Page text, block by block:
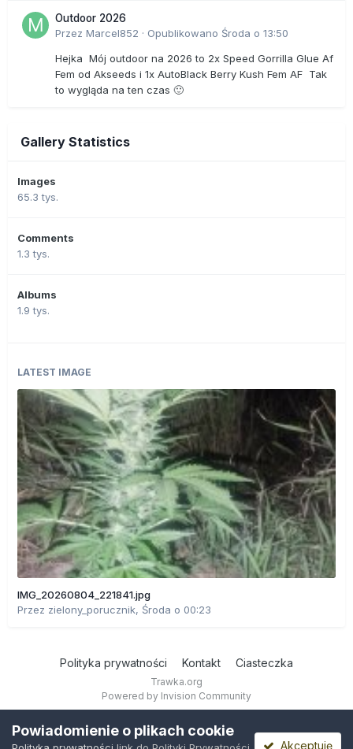
Outdoor 2026
Przez Marcel852 · Opublikowano Środa o 13:50
Hejka Mój outdoor na 2026 to 2x Speed Gorrilla Glue Af
Fem od Akseeds i 1x AutoBlack Berry Kush Fem AF Tak
to wygląda na ten czas 🙂
Gallery Statistics
Images
65.3 tys.
Comments
1.3 tys.
Albums
1.9 tys.
LATEST IMAGE
IMG_20260804_221841.jpg
Przez zielony_porucznik, Środa o 00:23
Polityka prywatności Kontakt Ciasteczka
Trawka.org
Powered by Invision Community
Powiadomienie o plikach cookie
Akceptuję